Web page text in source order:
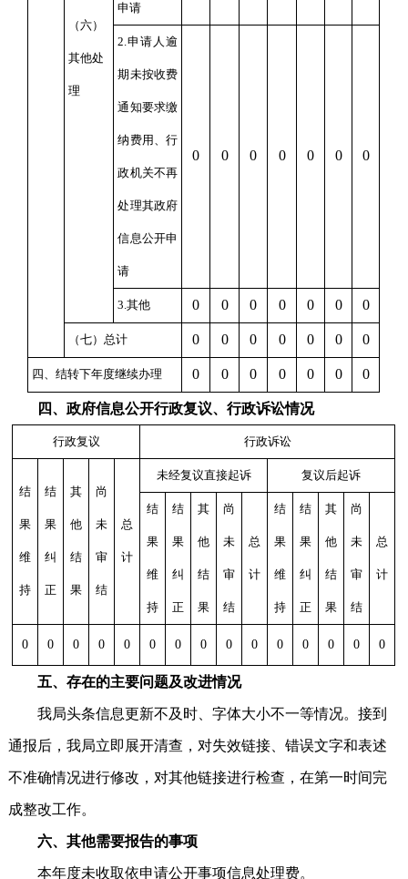
（六）
其他处
理
申请
2.申请人逾
期未按收费
通知要求缴
纳费用、行
政机关不再
处理其政府
信息公开申
请
0 0 0 0 0 0 0
3.其他 0 0 0 0 0 0 0
（七）总计 0 0 0 0 0 0 0
四、结转下年度继续办理 0 0 0 0 0 0 0
四、政府信息公开行政复议、行政诉讼情况
行政复议 行政诉讼
结
果
维
持
结
果
纠
正
其
他
结
果
尚
未
审
结
总
计
未经复议直接起诉 复议后起诉
结
果
维
持
结
果
纠
正
其
他
结
果
尚
未
审
结
总
计
结
果
维
持
结
果
纠
正
其
他
结
果
尚
未
审
结
总
计
0 0 0 0 0 0 0 0 0 0 0 0 0 0 0
五、存在的主要问题及改进情况
我局头条信息更新不及时、字体大小不一等情况。接到
通报后，我局立即展开清查，对失效链接、错误文字和表述
不准确情况进行修改，对其他链接进行检查，在第一时间完
成整改工作。
六、其他需要报告的事项
本年度未收取依申请公开事项信息处理费。